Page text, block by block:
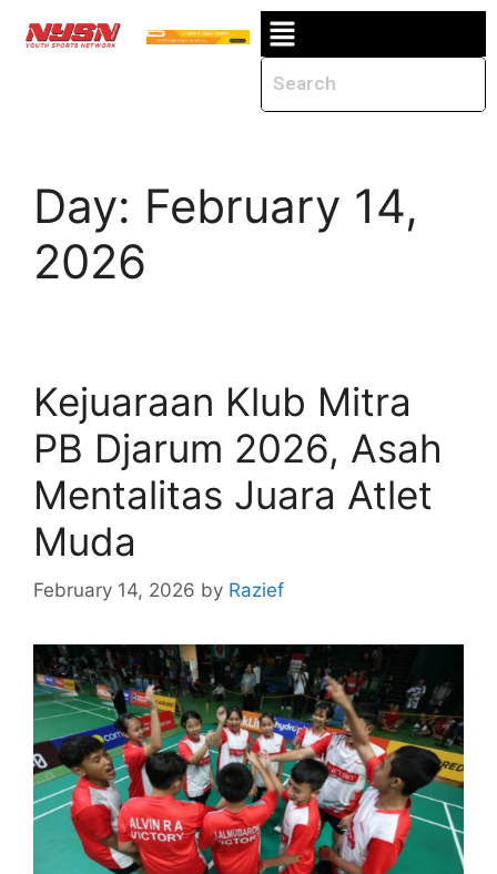
Day: February 14,
2026
Kejuaraan Klub Mitra
PB Djarum 2026, Asah
Mentalitas Juara Atlet
Muda
February 14, 2026 by Razief